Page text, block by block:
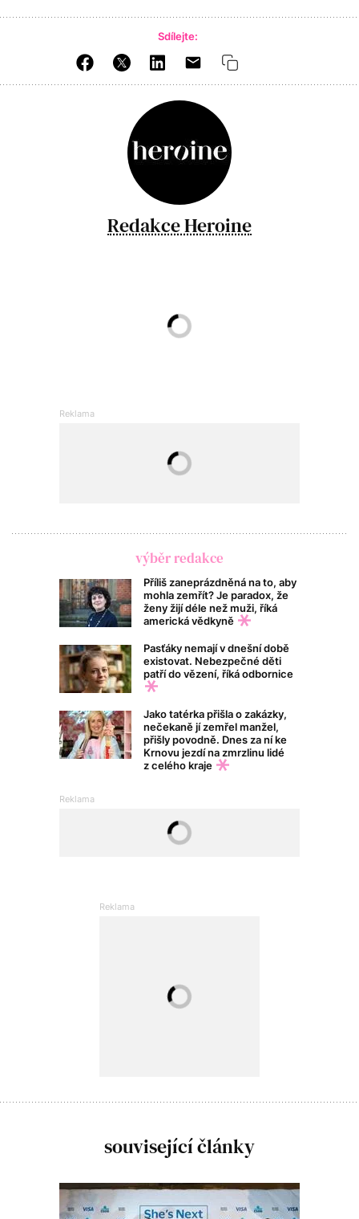
Sdílejte:
Redakce Heroine
výběr redakce
Příliš zaneprázdněná na to, aby
mohla zemřít? Je paradox, že
ženy žijí déle než muži, říká
americká vědkyně
Pasťáky nemají v dnešní době
existovat. Nebezpečné děti
patří do vězení, říká odbornice
Jako tatérka přišla o zakázky,
nečekaně jí zemřel manžel,
přišly povodně. Dnes za ní ke
Krnovu jezdí na zmrzlinu lidé
z celého kraje
související články